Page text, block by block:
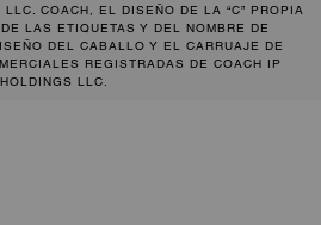
COACH, EL DISEÑO DE LA “C” PROPIA
LAS ETIQUETAS Y DEL NOMBRE DE
DEL CABALLO Y EL CARRUAJE DE
REGISTRADAS DE COACH IP
HOLDINGS LLC.